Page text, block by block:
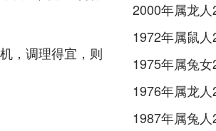
，调理得宜，则